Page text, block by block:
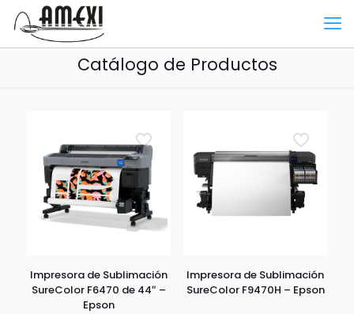
Catálogo de Productos
Impresora de Sublimación
SureColor F6470 de 44″ –
Epson
Impresora de Sublimación
SureColor F9470H – Epson